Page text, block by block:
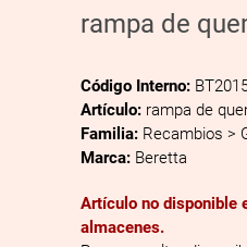
rampa de
Código Interno:
Artículo: rampa de
Familia: Recambios >
Marca: Beretta
Artículo no disponible
almacenes.